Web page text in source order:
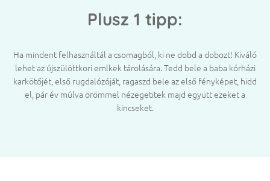
Plusz 1 tipp:
Ha mindent felhasználtál a csomagból, ki ne dobd a dobozt! Kiváló
lehet az újszülöttkori emlkek tárolására. Tedd bele a baba kórházi
karkötőjét, első rugdalózóját, ragaszd bele az első fényképet, hidd
el, pár év múlva örömmel nézegetitek majd együtt ezeket a
kincseket.